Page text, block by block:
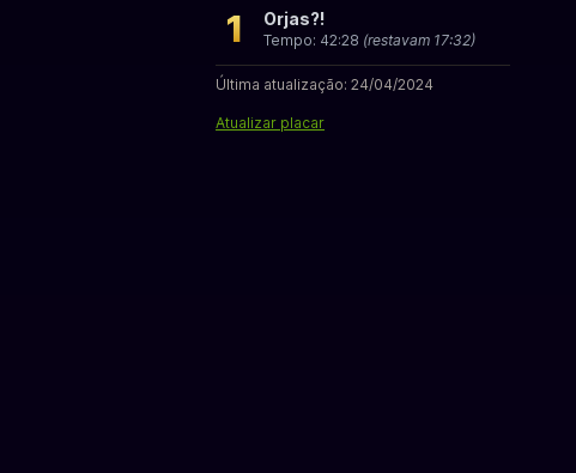
1 Orjas?!
Tempo: 42:28 (restavam 17:32)
Última atualização: 24/04/2024
Atualizar placar